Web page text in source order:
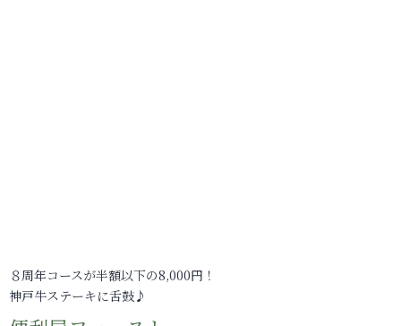
８周年コースが半額以下の8,000円！
神戸牛ステーキに舌鼓♪